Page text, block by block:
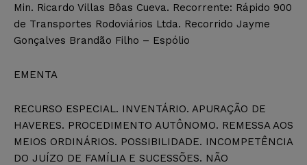
Min. Ricardo Villas Bôas Cueva. Recorrente: Rápido 900
de Transportes Rodoviários Ltda. Recorrido Jayme
Gonçalves Brandão Filho – Espólio
EMENTA
RECURSO ESPECIAL. INVENTÁRIO. APURAÇÃO DE
HAVERES. PROCEDIMENTO AUTÔNOMO. REMESSA AOS
MEIOS ORDINÁRIOS. POSSIBILIDADE. INCOMPETÊNCIA
DO JUÍZO DE FAMÍLIA E SUCESSÕES. NÃO